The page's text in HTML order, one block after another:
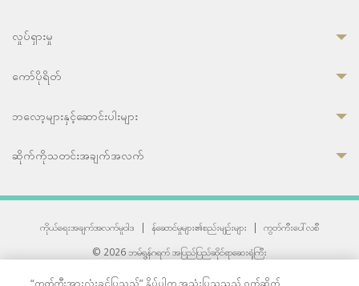
လှုပ်ရှားမှု
ကော်ပိုရိတ်
ဘလော့များနှင့်ဆောင်းပါးများ
ဆိုက်ကိုသတင်းအချက်အလက်
ကိုယ်ရေးအချက်အလက်မူဝါဒ | န်ဆောင်မှုများ၏စည်းမျဉ်းများ |
ကွတ်ကီးပေါ်လစီ
© 2026 ဘမ်ရွန်ဂရက် အပြည်ပြည်ဆိုင်ရာဆေးရုံကြီး
“ကွတ်ကီးအားလုံးခွင့်ပြုသည်” နှိပ်ပါက အသုံးပြုသူသည် ဝက်ဆိုက်